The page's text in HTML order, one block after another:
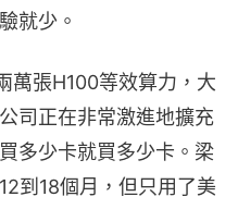
就少。
萬張H100等效算力，大
司正在非常激進地擴充
多少卡就買多少卡。梁
到18個月，但只用了美